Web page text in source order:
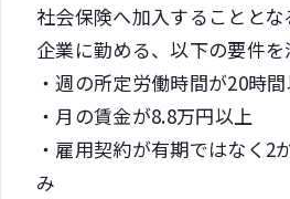
社会保険へ加入することと
企業に勤める、以下の要件を
・週の所定労働時間が20時
・月の賃金が8.8万円以上
・雇用契約が有期ではなく2
み